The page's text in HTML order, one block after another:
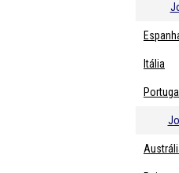
Itália
Portugal